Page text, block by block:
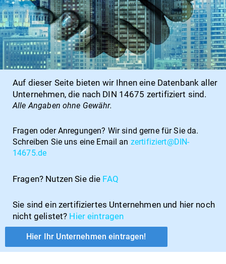
Auf dieser Seite bieten wir Ihnen eine Datenbank aller
Unternehmen, die nach DIN 14675 zertifiziert sind.
Alle Angaben ohne Gewähr.
Fragen oder Anregungen? Wir sind gerne für Sie da.
Schreiben Sie uns eine Email an zertifiziert@DIN-
14675.de
Fragen? Nutzen Sie die FAQ
Sie sind ein zertifiziertes Unternehmen und hier noch
nicht gelistet? Hier eintragen
Hier Ihr Unternehmen eintragen!